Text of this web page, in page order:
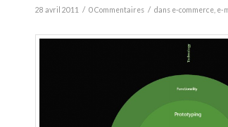
28 avril 2011 / 0 Commentaires / dans e-commerce e-